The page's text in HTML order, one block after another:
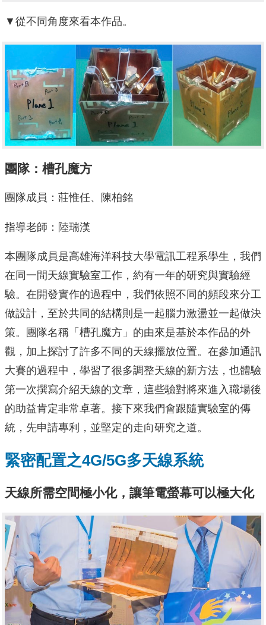
▼從不同角度來看本作品。
團隊：槽孔魔方
團隊成員：莊惟任、陳柏銘
指導老師：陸瑞漢
本團隊成員是高雄海洋科技大學電訊工程系學生，我們
在同一間天線實驗室工作，約有一年的研究與實驗經
驗。在開發實作的過程中，我們依照不同的頻段來分工
做設計，至於共同的結構則是一起腦力激盪並一起做決
策。團隊名稱「槽孔魔方」的由來是基於本作品的外
觀，加上探討了許多不同的天線擺放位置。在參加通訊
大賽的過程中，學習了很多調整天線的新方法，也體驗
第一次撰寫介紹天線的文章，這些驗對將來進入職場後
的助益肯定非常卓著。接下來我們會跟隨實驗室的傳
統，先申請專利，並堅定的走向研究之道。
緊密配置之4G/5G多天線系統
天線所需空間極小化，讓筆電螢幕可以極大化